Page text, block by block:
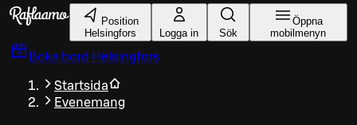
Gå till huvudinnehållet
Position
Helsingfors
Logga in Sök
Öppna
mobilmenyn
Boka bord Helsingfors
Startsida
Evenemang